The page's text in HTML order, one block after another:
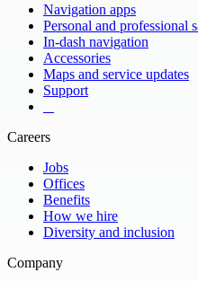
Navigation apps
Personal and professional
In-dash navigation
Accessories
Maps and service updates
Support
Careers
Jobs
Offices
Benefits
How we hire
Diversity and inclusion
Company